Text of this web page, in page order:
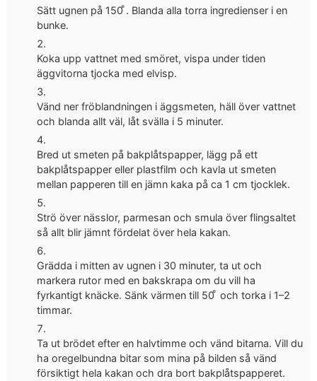
Sätt ugnen på 150 ̊. Blanda alla torra ingredienser i en
bunke.
Koka upp vattnet med smöret, vispa under tiden
äggvitorna tjocka med elvisp.
Vänd ner fröblandningen i äggsmeten, häll över vattnet
och blanda allt väl, låt svälla i 5 minuter.
Bred ut smeten på bakplåtspapper, lägg på ett
bakplåtspapper eller plastfilm och kavla ut smeten
mellan papperen till en jämn kaka på ca 1 cm tjocklek.
Strö över nässlor, parmesan och smula över flingsaltet
så allt blir jämnt fördelat över hela kakan.
Grädda i mitten av ugnen i 30 minuter, ta ut och
markera rutor med en bakskrapa om du vill ha
fyrkantigt knäcke. Sänk värmen till 50 ̊ och torka i 1–2
timmar.
Ta ut brödet efter en halvtimme och vänd bitarna. Vill du
ha oregelbundna bitar som mina på bilden så vänd
försiktigt hela kakan och dra bort bakplåtspapperet.